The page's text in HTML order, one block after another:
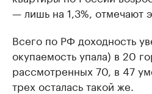
— лишь на 1,3%, отмечают
Всего по РФ доходность
окупаемость упала) в 20
рассмотренных 70, в 47
трех осталась такой же.